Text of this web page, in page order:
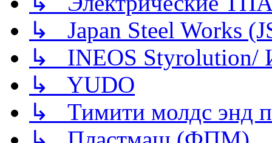
↳ Japan Steel Works
↳ INEOS
↳ YUDO
↳ Тимити молдс энд